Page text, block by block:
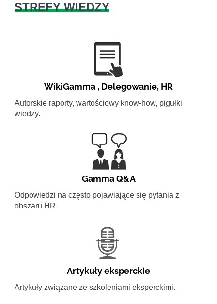
STREFY WIEDZY
WikiGamma , Delegowanie, HR
Autorskie raporty, wartościowy know-how, pigułki
wiedzy.
Gamma Q&A
Odpowiedzi na często pojawiające się pytania z
obszaru HR.
Artykuły eksperckie
Artykuły związane ze szkoleniami eksperckimi.